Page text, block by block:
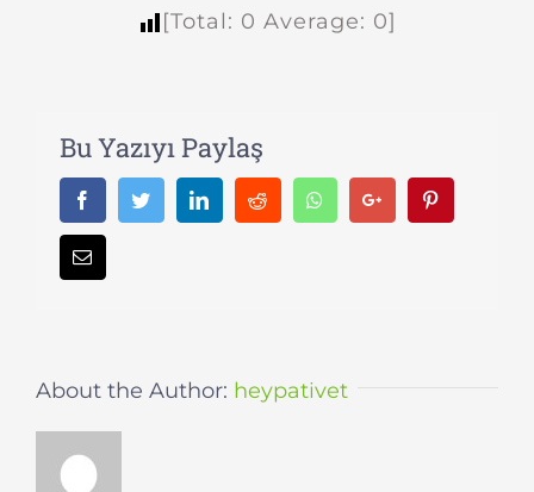
[Total: 0 Average: 0]
Bu Yazıyı Paylaş
FacebookTwitter LinkedInReddit WhatsappGoogle+
About the Author: heypativet